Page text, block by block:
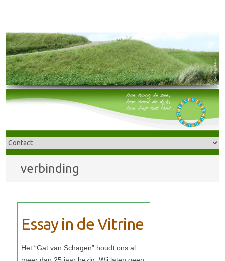
verbinding
Essay in de Vitrine